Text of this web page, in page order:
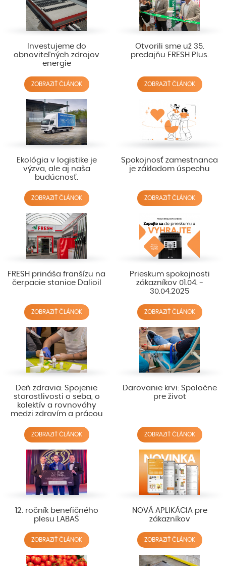
Investujeme do
obnoviteľných zdrojov
energie
ZOBRAZIŤ ČLÁNOK
Otvorili sme už 35.
predajňu FRESH Plus.
ZOBRAZIŤ ČLÁNOK
Ekológia v logistike je
výzva, ale aj naša
budúcnosť.
ZOBRAZIŤ ČLÁNOK
Spokojnosť zamestnanca
je základom úspechu
ZOBRAZIŤ ČLÁNOK
FRESH prináša franšízu na
čerpacie stanice Dalioil
ZOBRAZIŤ ČLÁNOK
Prieskum spokojnosti
zákazníkov 01.04. -
30.04.2025
ZOBRAZIŤ ČLÁNOK
Deň zdravia: Spojenie
starostlivosti o seba, o
kolektív a rovnováhy
medzi zdravím a prácou
ZOBRAZIŤ ČLÁNOK
Darovanie krvi: Spoločne
pre život
ZOBRAZIŤ ČLÁNOK
12. ročník benefičného
plesu LABAŠ
ZOBRAZIŤ ČLÁNOK
NOVÁ APLIKÁCIA pre
zákazníkov
ZOBRAZIŤ ČLÁNOK